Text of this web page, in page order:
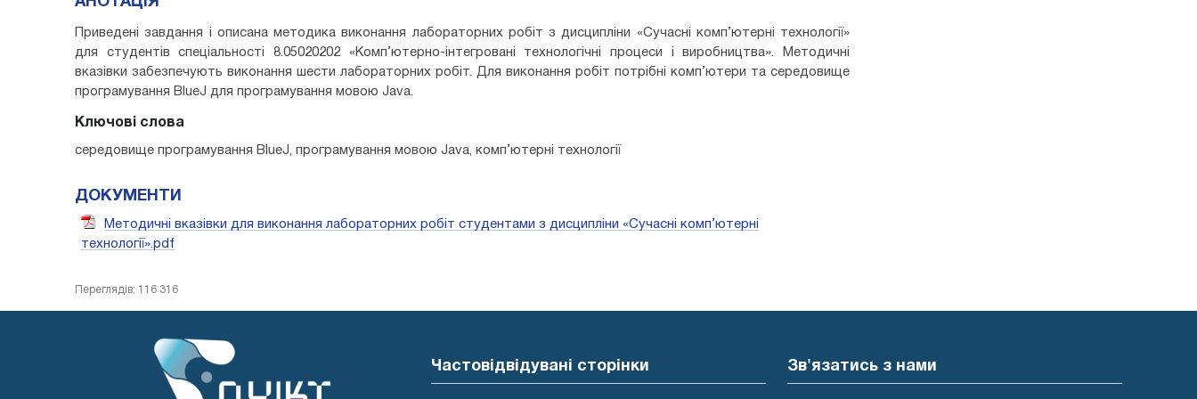
Приведені завдання і описана методика виконання лабораторних робіт з дисципліни «Сучасні комп’ютерні технології»
для студентів спеціальності 8.05020202 «Комп’ютерно-інтегровані технологічні процеси і виробництва». Методичні
вказівки забезпечують виконання шести лабораторних робіт. Для виконання робіт потрібні комп’ютери та середовище
програмування BlueJ для програмування мовою Java.
Ключові слова
середовище програмування BlueJ, програмування мовою Java, комп’ютерні технології
ДОКУМЕНТИ
Методичні вказівки для виконання лабораторних робіт студентами з дисципліни «Сучасні комп’ютерні
технології».pdf
Переглядів: 116 316
Частовідвідувані сторінки Зв'язатись з нами